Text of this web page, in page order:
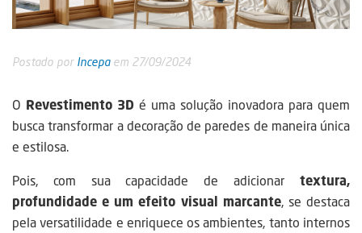
Postado por Incepaem 27/09/2024
O Revestimento 3D é uma solução inovadora para quem
busca transformar a decoração de paredes de maneira única
e estilosa.
Pois, com sua capacidade de adicionar textura,
profundidade e um efeito visual marcante, se destaca
pela versatilidade e enriquece os ambientes, tanto internos